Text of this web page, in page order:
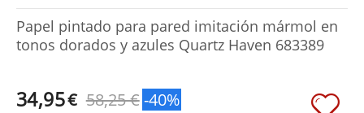
Papel pintado para pared imitación mármol en
tonos dorados y azules Quartz Haven 683389
34,95€ 58,25 €-40%